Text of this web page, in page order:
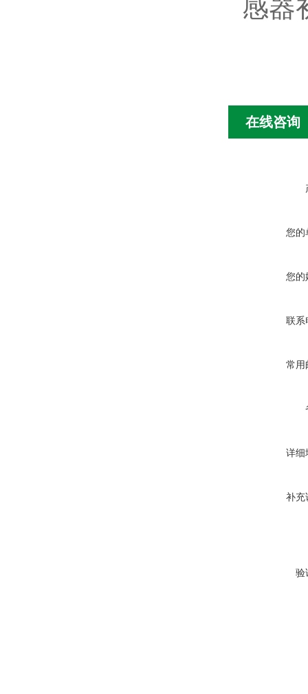
感器
在线咨询
您的
您的
联系
常用
详细
补充
验